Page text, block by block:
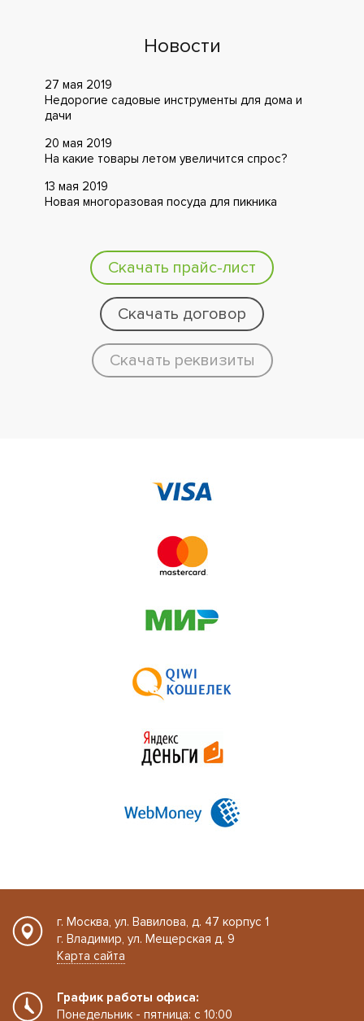
Новости
27 мая 2019
Недорогие садовые инструменты для дома и
дачи
20 мая 2019
На какие товары летом увеличится спрос?
13 мая 2019
Новая многоразовая посуда для пикника
Скачать прайс-лист
Скачать договор
Скачать реквизиты
г. Москва, ул. Вавилова, д. 47 корпус 1
г. Владимир, ул. Мещерская д. 9
Карта сайта
График работы офиса:
Понедельник - пятница: с 10:00